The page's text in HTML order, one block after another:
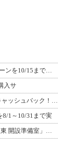
入サ
8/1～10/31まで実